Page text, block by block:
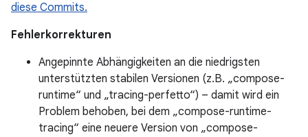
diese Commits.
Fehlerkorrekturen
Angepinnte Abhängigkeiten an die niedrigsten
unterstützten stabilen Versionen (z.B. „compose-
runtime“ und „tracing-perfetto“) – damit wird ein
Problem behoben, bei dem „compose-runtime-
tracing“ eine neuere Version von „compose-